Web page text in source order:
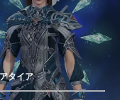
タイア